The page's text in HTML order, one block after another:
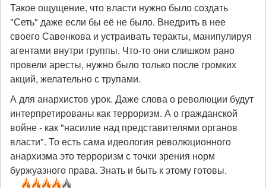
Такое ощущение, что власти нужно было создать
"Сеть" даже если бы её не было. Внедрить в нее
своего Савенкова и устраивать теракты, манипулируя
агентами внутри группы. Что-то они слишком рано
провели аресты, нужно было только после громких
акций, желательно с трупами.
А для анархистов урок. Даже слова о революции будут
интерпретированы как терроризм. А о гражданской
войне - как "насилие над представителями органов
власти". То есть сама идеология революционного
анархизма это терроризм с точки зрения норм
буржуазного права. Знать и быть к этому готовы.